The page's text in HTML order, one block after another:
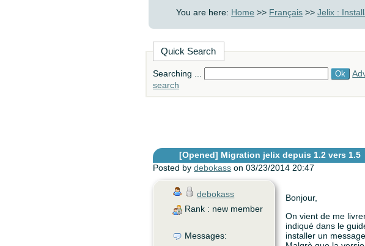
You are here: Home >> Français >>Jelix :
Quick Search
Searching ...
search
[Opened] Migration jelix depuis 1.2 vers 1.5
Posted bydebokass on 03/23/2014 20:47
debokass
Rank : new member
Messages:
Bonjour,
On vient de me
indiqué dans le
installer un